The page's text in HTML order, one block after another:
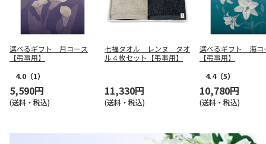
選べるギフト 月コース
【弔事用】
4.0 （1）
5,590円
(送料・税込)
七福タオル レンヌ タオ
ル４枚セット【弔事用】
11,330円
(送料・税込)
選べるギフト 海コ
【弔事用】
4.4（5）
10,780円
(送料・税込)